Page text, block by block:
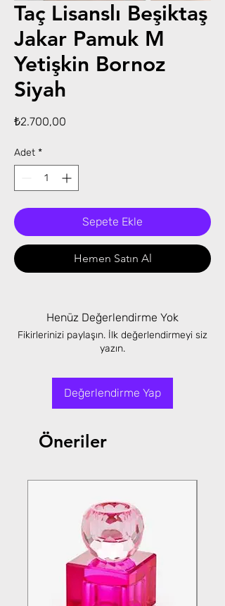
Taç Lisanslı Beşiktaş
Jakar Pamuk M
Yetişkin Bornoz
Siyah
₺2.700,00
Adet *
Sepete Ekle
Hemen Satın Al
Henüz Değerlendirme Yok
Fikirlerinizi paylaşın. İlk değerlendirmeyi siz
yazın.
Değerlendirme Yap
Öneriler